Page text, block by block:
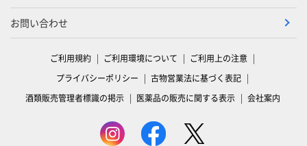
お問い合わせ
ご利用規約 ご利用環境について
ご利用上の注意
プライバシーポリシー
古物営業法に基づく表記
酒類販売管理者標識の掲示
医薬品の販売に関する表示 会社案内